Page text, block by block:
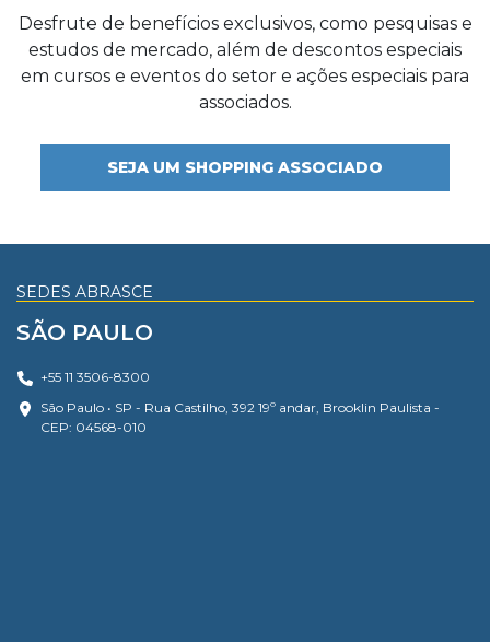
Desfrute de benefícios exclusivos, como pesquisas e
estudos de mercado, além de descontos especiais
em cursos e eventos do setor e ações especiais para
associados.
SEJA UM SHOPPING ASSOCIADO
SEDES ABRASCE
SÃO PAULO
+55 11 3506-8300
São Paulo • SP - Rua Castilho, 392 19º andar, Brooklin Paulista -
CEP: 04568-010